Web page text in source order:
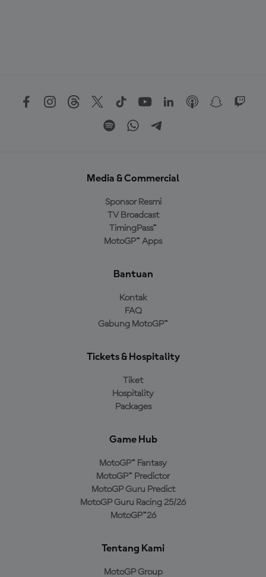
Media & Commercial
Sponsor Resmi
TV Broadcast
TimingPass™
MotoGP™ Apps
Bantuan
Kontak
FAQ
Gabung MotoGP™
Tickets & Hospitality
Tiket
Hospitality
Packages
Game Hub
MotoGP™ Fantasy
MotoGP™ Predictor
MotoGP Guru Predict
MotoGP Guru Racing 25/26
MotoGP™26
Tentang Kami
MotoGP Group